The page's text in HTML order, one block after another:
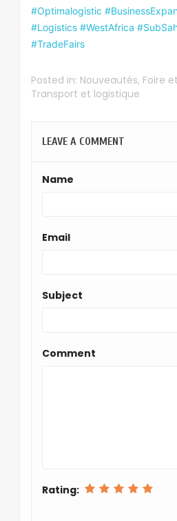
hashtag
#Optimalogistic
hashtag
#
hashtag
hashtag
#Logistics
hashtag
#WestAfrica
hashtag
#
hashtag
hashtag
#TradeFairs
Posted in: Nouveautés, Foire
Transport et logistique
LEAVE A COMMENT
Name
Email
Subject
Comment
Rating: